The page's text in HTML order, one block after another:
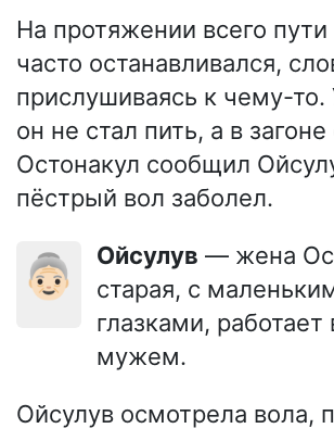
На протяжении всего
часто останавливался,
прислушиваясь к чему-то.
он не стал пить, а в загоне
Остонакул сообщил
пёстрый вол заболел.
👵🏻 Ойсулув — жена
старая, с
глазками, работает
мужем.
Ойсулув осмотрела вола,